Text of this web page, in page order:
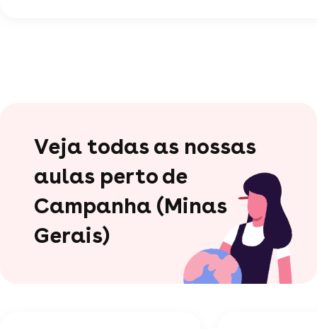
Veja todas as nossas
aulas perto de
Campanha (Minas
Gerais)